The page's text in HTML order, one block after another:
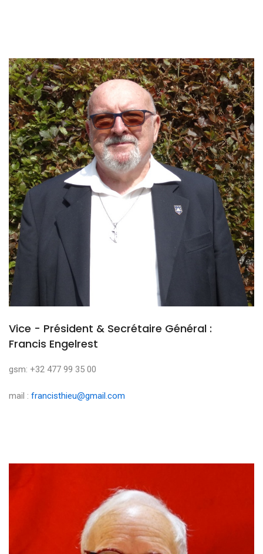
Vice - Président & Secrétaire Général :
Francis Engelrest
gsm: +32 477 99 35 00
mail : francisthieu@gmail.com